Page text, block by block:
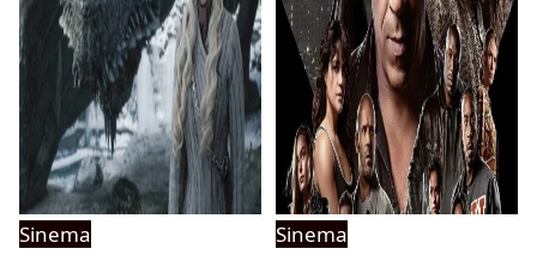
Sinema
Sinema